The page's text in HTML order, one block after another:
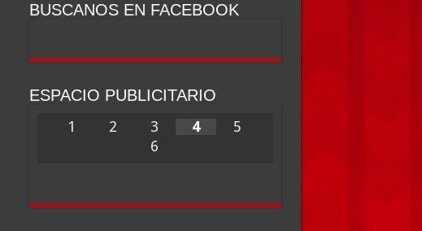
BUSCANOS EN FACEBOOK
ESPACIO PUBLICITARIO
1 2 3 4
5
6